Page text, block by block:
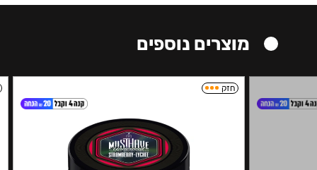
מוצרים נוספים
חזק